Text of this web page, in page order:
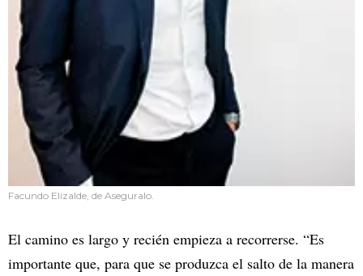
Facundo Elizalde, de Aseguralo.
El camino es largo y recién empieza a recorrerse. “Es
importante que, para que se produzca el salto de la manera